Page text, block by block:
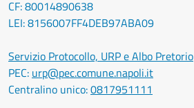
CF: 80014890638
LEI: 8156007FF4DEB97ABA09
Servizio Protocollo, URP e Albo Pretorio
PEC: urp@pec.comune.napoli.it
Centralino unico:0817951111